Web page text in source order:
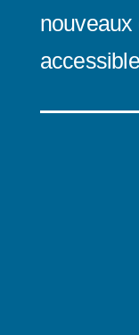
nouveaux